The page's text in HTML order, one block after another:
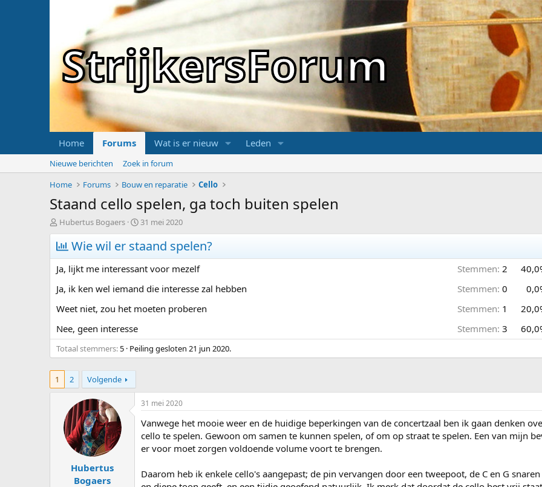
StrijkersForum
Home Forums Wat is er nieuw Leden
Nieuwe berichten
Zoek in forum
Home
Forums Bouw en reparatie Cello
Staand cello spelen, ga toch buiten spelen
T
o
p
i
c
s
t
r
e
r
Hubertus Bogaers
S
t
a
r
t
d
a
u
31 mei 2020
Wie wil er staand spelen?
Ja, lijkt me interessant voor mezelf Stemmen: 2
Ja, ik ken wel iemand die interesse zal hebben
Stemmen: 0
Weet niet, zou het moeten proberen
Stemmen: 1
Nee, geen interesse
Stemmen: 3
Totaal stemmers 5 Peiling gesloten 21 jun 2020.
1 2 Volgende
Hubertus
Bogaers
31 mei 2020
Vanwege het mooie weer en de huidige beperkingen van de concertzaal ben ik gaan denken
cello te spelen. Gewoon om samen te kunnen spelen, of om op straat te spelen. Een van mijn
er voor moet zorgen voldoende volume voort te brengen.
Daarom heb ik enkele cello's aangepast; de pin vervangen door een tweepoot, de C en G